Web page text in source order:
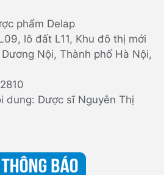
phẩm Delap
lô đất L11, Khu đô thị mới
Nội, Thành phố Hà Nội,
dung: Dược sĩ Nguyễn Thị